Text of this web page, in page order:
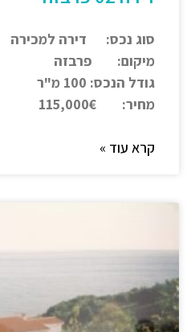
סוג נכס: דירה למכירה
מיקום: פרבזה
גודל הנכס: 100 מ"ר
מחיר: 115,000€
קרא עוד »